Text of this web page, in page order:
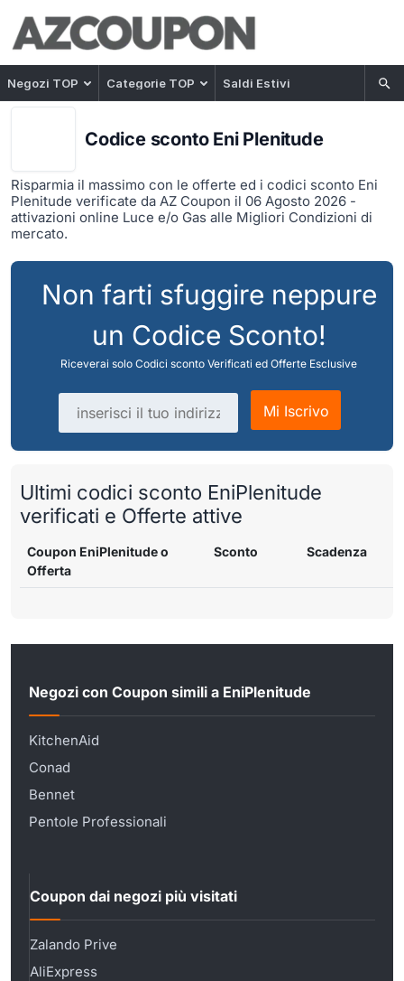
Negozi TOP Categorie TOP Saldi Estivi
Codice sconto Eni Plenitude
Risparmia il massimo con le offerte ed i codici sconto Eni
Plenitude verificate da AZ Coupon il 06 Agosto 2026 -
attivazioni online Luce e/o Gas alle Migliori Condizioni di
mercato.
Non farti sfuggire neppure
un Codice Sconto!
Riceverai solo Codici sconto Verificati ed Offerte Esclusive
Indirizzo email
Mi Iscrivo
Ultimi codici sconto EniPlenitude
verificati e Offerte attive
Coupon EniPlenitude o
Offerta
Sconto Scadenza
Negozi con Coupon simili a EniPlenitude
KitchenAid
Conad
Bennet
Pentole Professionali
Coupon dai negozi più visitati
Zalando Prive
AliExpress